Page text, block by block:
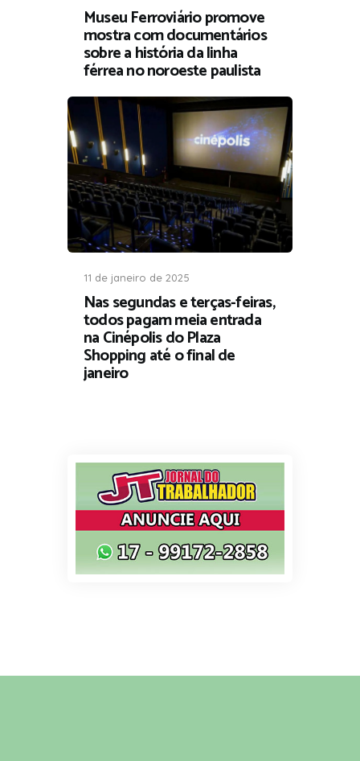
Museu Ferroviário promove
mostra com documentários
sobre a história da linha
férrea no noroeste paulista
11 de janeiro de 2025
Nas segundas e terças-feiras,
todos pagam meia entrada
na Cinépolis do Plaza
Shopping até o final de
janeiro